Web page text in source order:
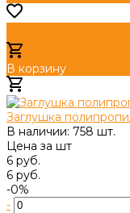
В корзину
Заглушка
В наличии: 758 шт.
Цена за шт
6 руб.
6 руб.
-0%
-